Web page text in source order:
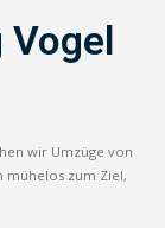
Vogel
wir Umzüge von
mühelos zum Ziel,